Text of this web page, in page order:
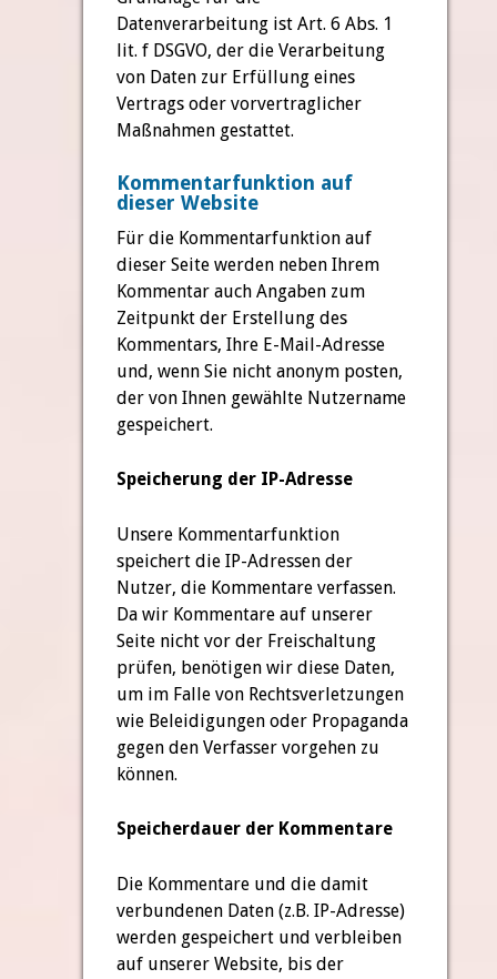
Datenverarbeitung ist Art. 6 Abs. 1
lit. f DSGVO, der die Verarbeitung
von Daten zur Erfüllung eines
Vertrags oder vorvertraglicher
Maßnahmen gestattet.
Kommentarfunktion auf
dieser Website
Für die Kommentarfunktion auf
dieser Seite werden neben Ihrem
Kommentar auch Angaben zum
Zeitpunkt der Erstellung des
Kommentars, Ihre E-Mail-Adresse
und, wenn Sie nicht anonym posten,
der von Ihnen gewählte Nutzername
gespeichert.
Speicherung der IP-Adresse
Unsere Kommentarfunktion
speichert die IP-Adressen der
Nutzer, die Kommentare verfassen.
Da wir Kommentare auf unserer
Seite nicht vor der Freischaltung
prüfen, benötigen wir diese Daten,
um im Falle von Rechtsverletzungen
wie Beleidigungen oder Propaganda
gegen den Verfasser vorgehen zu
können.
Speicherdauer der Kommentare
Die Kommentare und die damit
verbundenen Daten (z.B. IP-Adresse)
werden gespeichert und verbleiben
auf unserer Website, bis der